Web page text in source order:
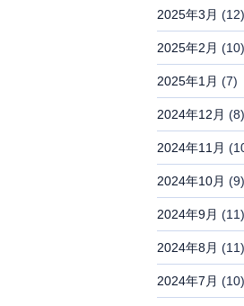
2025年3月 (12)
2025年2月 (10)
2025年1月 (7)
2024年12月 (8)
2024年11月
2024年10月 (9)
2024年9月 (11)
2024年8月 (11)
2024年7月 (10)